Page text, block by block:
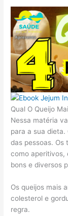
Qual O Queijo
Nessa matéria
para a sua dieta.
das pessoas. Os
como aperitivos,
bons e diversos
Os queijos mais
colesterol e
regra.